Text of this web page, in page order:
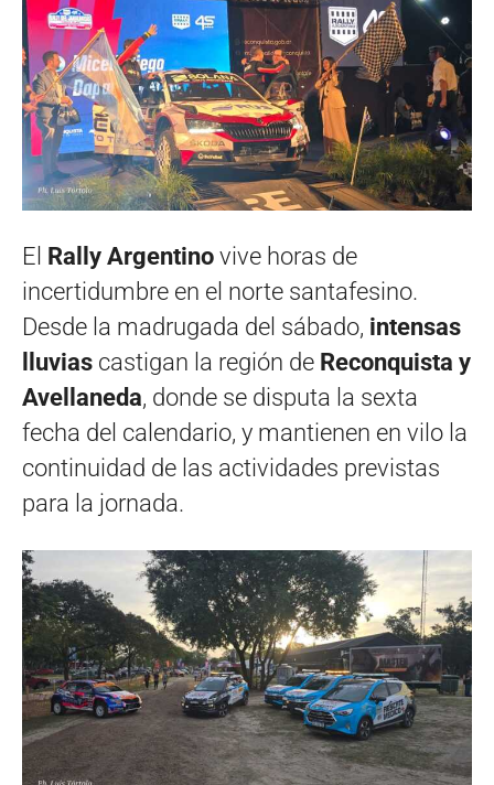
El Rally Argentino vive horas de
incertidumbre en el norte santafesino.
Desde la madrugada del sábado, intensas
lluvias castigan la región de Reconquista y
Avellaneda, donde se disputa la sexta
fecha del calendario, y mantienen en vilo la
continuidad de las actividades previstas
para la jornada.